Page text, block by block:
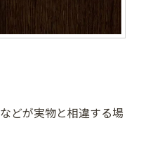
どが実物と相違する場